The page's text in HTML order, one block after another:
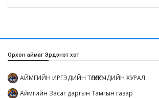
Орхон аймаг Эрдэнэт хот
АЙМГИЙН ИРГЭДИЙН ТӨЛӨӨЛӨГЧДИЙН ХУРАЛ
Аймгийн Засаг даргын Тамгын газар